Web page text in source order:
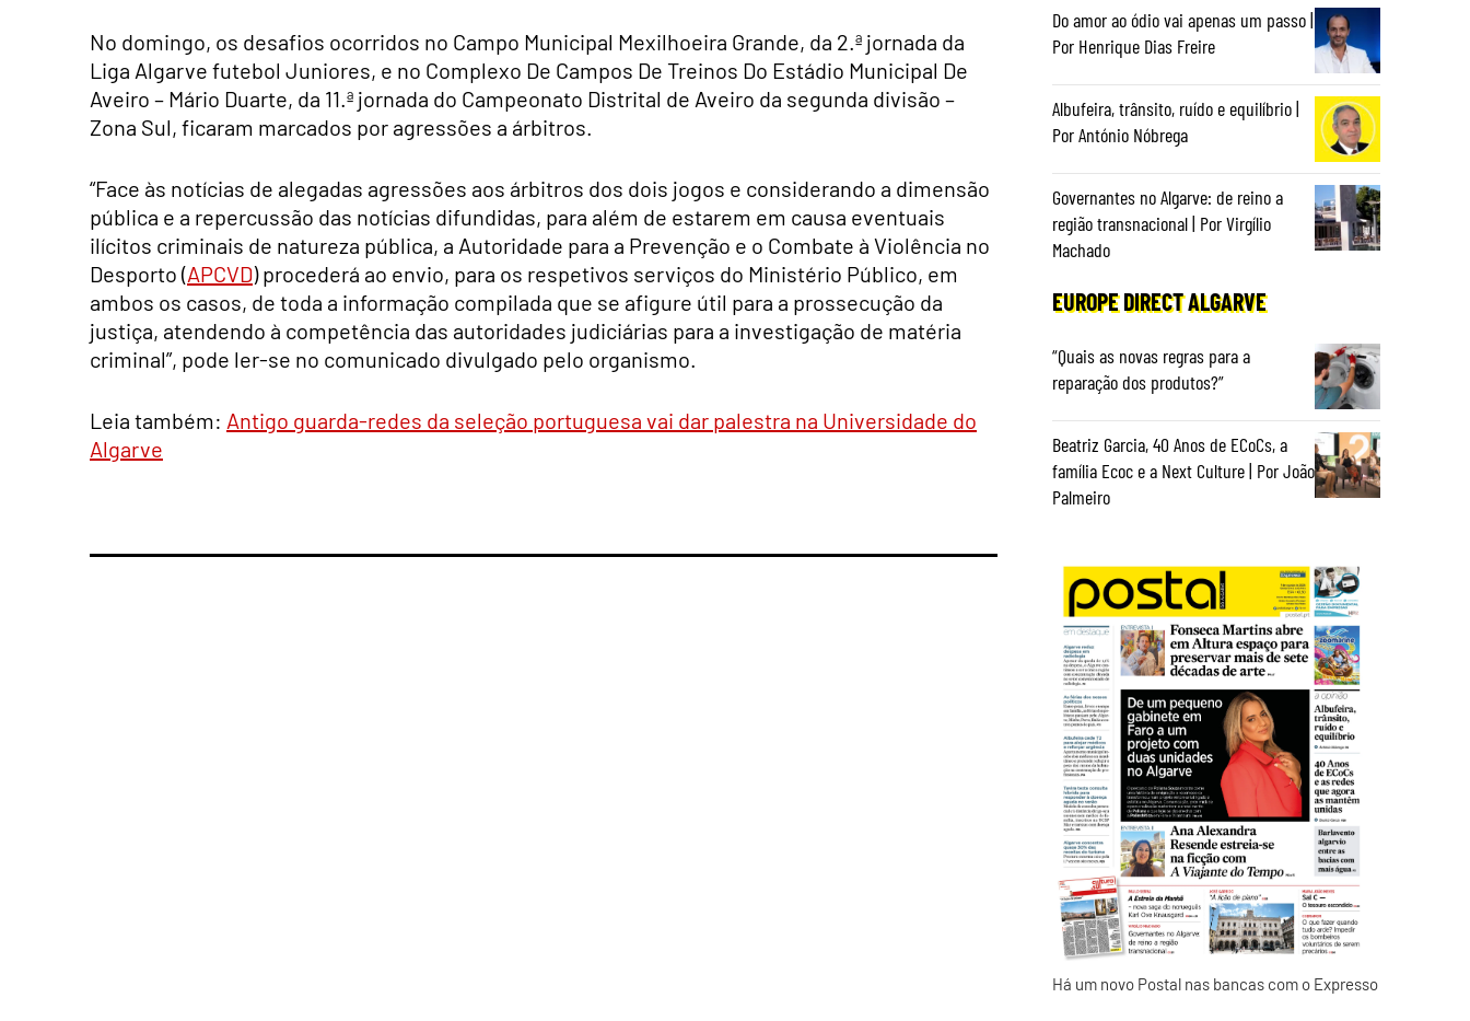
No domingo, os desafios ocorridos no Campo Municipal Mexilhoeira Grande, da 2.ª jornada da
Liga Algarve futebol Juniores, e no Complexo De Campos De Treinos Do Estádio Municipal De
Aveiro – Mário Duarte, da 11.ª jornada do Campeonato Distrital de Aveiro da segunda divisão –
Zona Sul, ficaram marcados por agressões a árbitros.
“Face às notícias de alegadas agressões aos árbitros dos dois jogos e considerando a dimensão
pública e a repercussão das notícias difundidas, para além de estarem em causa eventuais
ilícitos criminais de natureza pública, a Autoridade para a Prevenção e o Combate à Violência no
Desporto (APCVD) procederá ao envio, para os respetivos serviços do Ministério Público, em
ambos os casos, de toda a informação compilada que se afigure útil para a prossecução da
justiça, atendendo à competência das autoridades judiciárias para a investigação de matéria
criminal”, pode ler-se no comunicado divulgado pelo organismo.
Leia também: Antigo guarda-redes da seleção portuguesa vai dar palestra na Universidade do
Algarve
Do amor ao ódio vai apenas um passo |
Por Henrique Dias Freire
Albufeira, trânsito, ruído e equilíbrio |
Por António Nóbrega
Governantes no Algarve: de reino a
região transnacional | Por Virgílio
Machado
EUROPE DIRECT ALGARVE
“Quais as novas regras para a
reparação dos produtos?”
Beatriz Garcia, 40 Anos de ECoCs, a
família Ecoc e a Next Culture | Por João
Palmeiro
Há um novo Postal nas bancas com o Expresso